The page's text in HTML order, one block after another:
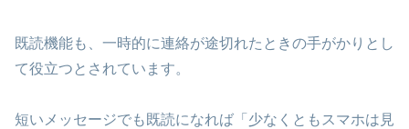
既読機能も、一時的に連絡が途切れたときの手がかりとし
て役立つとされています。
短いメッセージでも既読になれば「少なくともスマホは見